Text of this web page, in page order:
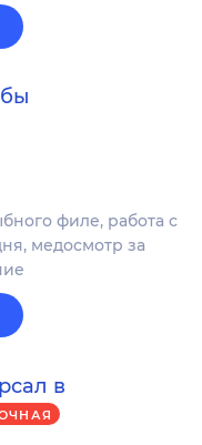
филе, работа с
медосмотр за
в